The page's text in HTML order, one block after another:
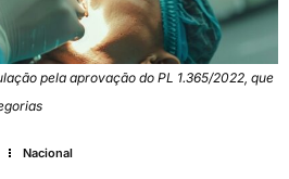
pela aprovação do PL 1.365/2022, que
Nacional